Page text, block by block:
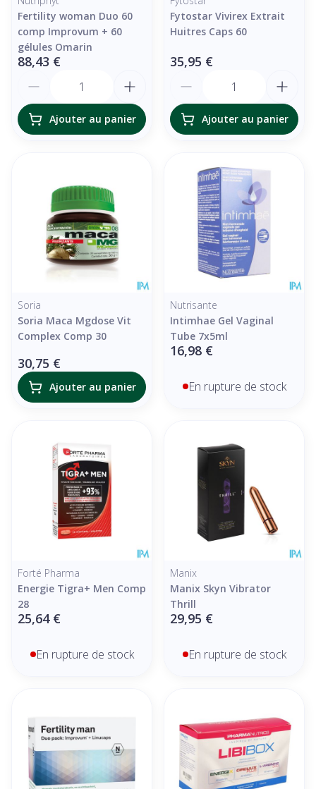
Fertility woman Duo 60
comp Improvum + 60
gélules Omarin
88,43 €
Ajouter au panier
Fytostar Vivirex Extrait
Huitres Caps 60
35,95 €
Ajouter au panier
Soria
Soria Maca Mgdose Vit
Complex Comp 30
30,75 €
Ajouter au panier
Nutrisante
Intimhae Gel Vaginal
Tube 7x5ml
16,98 €
En rupture de stock
Forté Pharma
Energie Tigra+ Men Comp
28
25,64 €
En rupture de stock
Manix
Manix Skyn Vibrator
Thrill
29,95 €
En rupture de stock